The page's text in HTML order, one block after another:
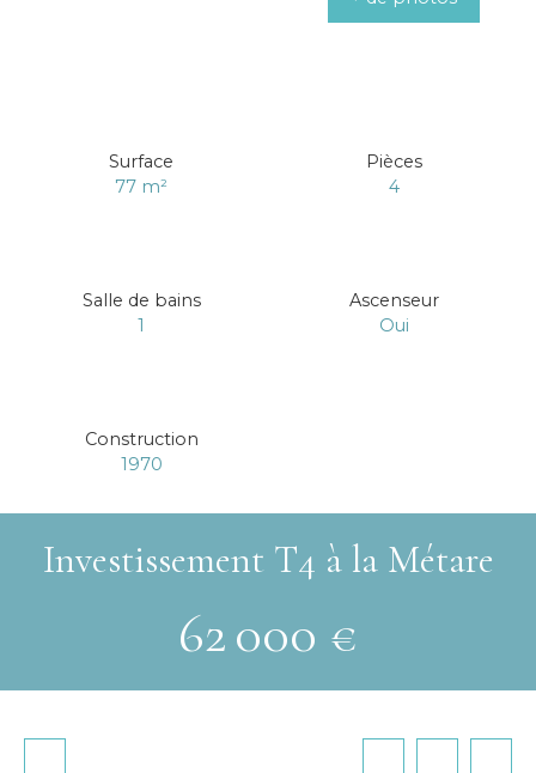
Surface
77 m²
Pièces
4
Salle de bains
1
Ascenseur
Oui
Construction
1970
Investissement T4 à la Métare
62 000 €